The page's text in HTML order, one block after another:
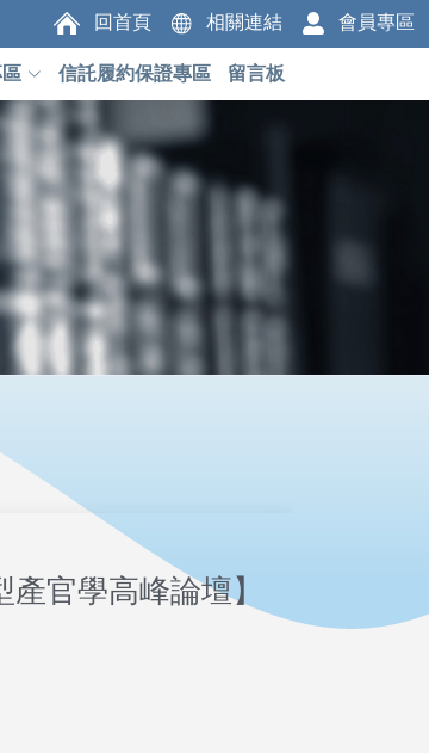
回首頁 相關連結 會員專區
信託履約保證專區 留言板
官學高峰論壇】